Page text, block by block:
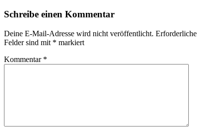
Schreibe einen Kommentar
Deine E-Mail-Adresse wird nicht veröffentlicht. Erforderliche
Felder sind mit * markiert
Kommentar *